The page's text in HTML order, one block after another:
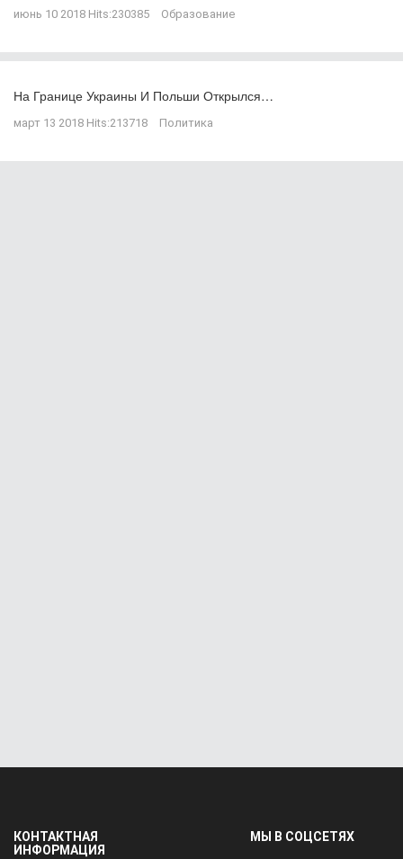
июнь 10 2018 Hits:230385 Образование
На Границе Украины И Польши Открылся…
март 13 2018 Hits:213718 Политика
КОНТАКТНАЯ
ИНФОРМАЦИЯ
МЫ В СОЦСЕТЯХ